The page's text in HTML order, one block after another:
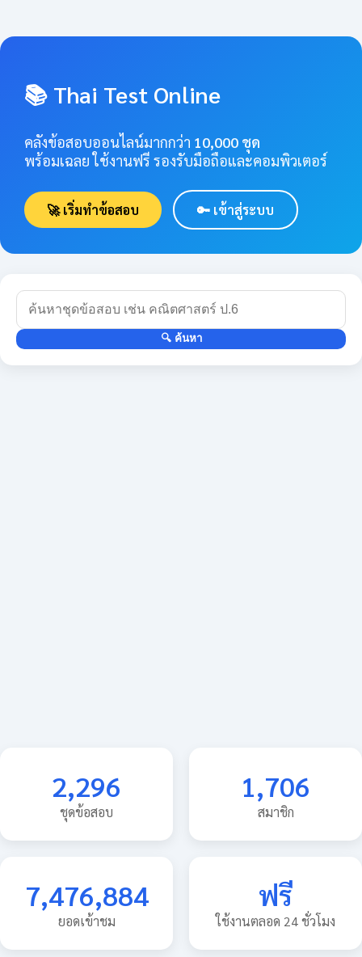
📚 Thai Test Online
คลังข้อสอบออนไลน์มากกว่า 10,000 ชุด
พร้อมเฉลย ใช้งานฟรี รองรับมือถือและคอมพิวเตอร์
🚀 เริ่มทำข้อสอบ 🔑 เข้าสู่ระบบ
🔍 ค้นหา
2,296
ชุดข้อสอบ
1,706
สมาชิก
7,476,884
ยอดเข้าชม
ฟรี
ใช้งานตลอด 24 ชั่วโมง